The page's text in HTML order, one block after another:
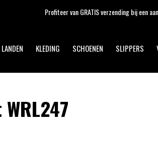
LANDEN KLEDING SCHOENEN SLIPPERS
Profiteer van GRATIS verzending bij een